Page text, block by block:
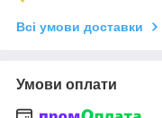
Всі умови доставки
Умови оплати